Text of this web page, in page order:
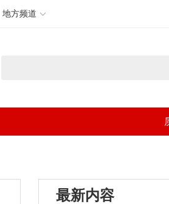
地方频道
最新内容